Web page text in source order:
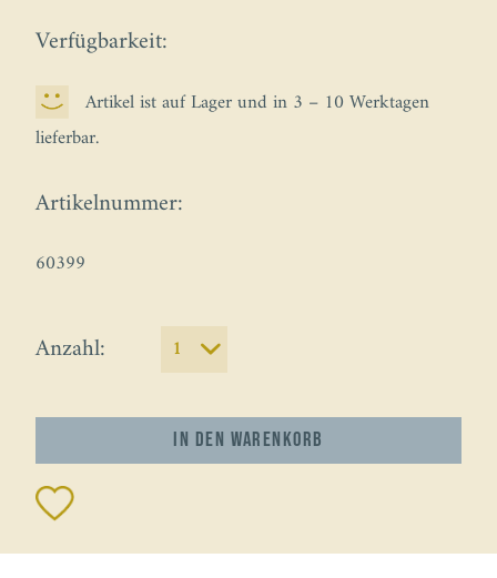
Verfügbarkeit:
Artikel ist auf Lager und in 3 – 10 Werktagen
lieferbar.
Artikelnummer:
60399
Anzahl:
In den Warenkorb